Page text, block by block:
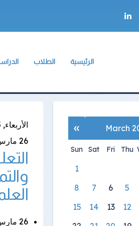
الرئيسية
التدريب
الطلاب
الجداول الدراسية
جداول الإمتحانات
أرقام الجلوس
آليات
ميثاق
الأربعاء, 25 مارس 2026
26
26 مارس 2026 |
March
»
Thu
Fri
Sat
Sun
1
5
6
7
8
12
13
14
15